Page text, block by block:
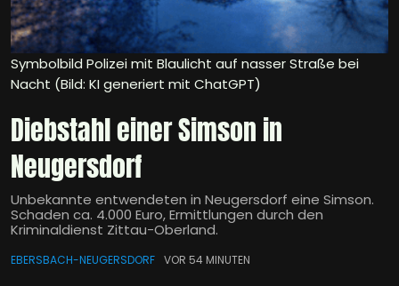
Symbolbild Polizei mit Blaulicht auf nasser Straße bei
Nacht (Bild: KI generiert mit ChatGPT)
Diebstahl einer Simson in
Neugersdorf
Unbekannte entwendeten in Neugersdorf eine Simson.
Schaden ca. 4.000 Euro, Ermittlungen durch den
Kriminaldienst Zittau-Oberland.
EBERSBACH-NEUGERSDORF VOR 54 MINUTEN